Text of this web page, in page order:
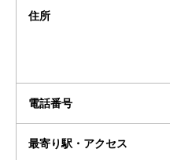
住所
電話番号
最寄り駅・アクセス